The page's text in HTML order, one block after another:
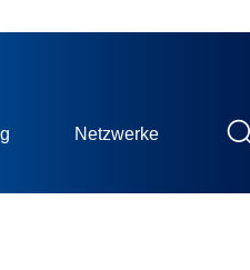
Netzwerke